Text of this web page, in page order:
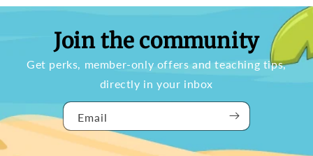
Join the community
Get perks, member-only offers and teaching tips,
directly in your inbox
Email